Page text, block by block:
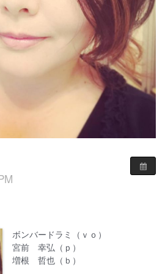
ボンバードラミ（ｖｏ）
宮前 幸弘（ｐ）
増根 哲也（ｂ）